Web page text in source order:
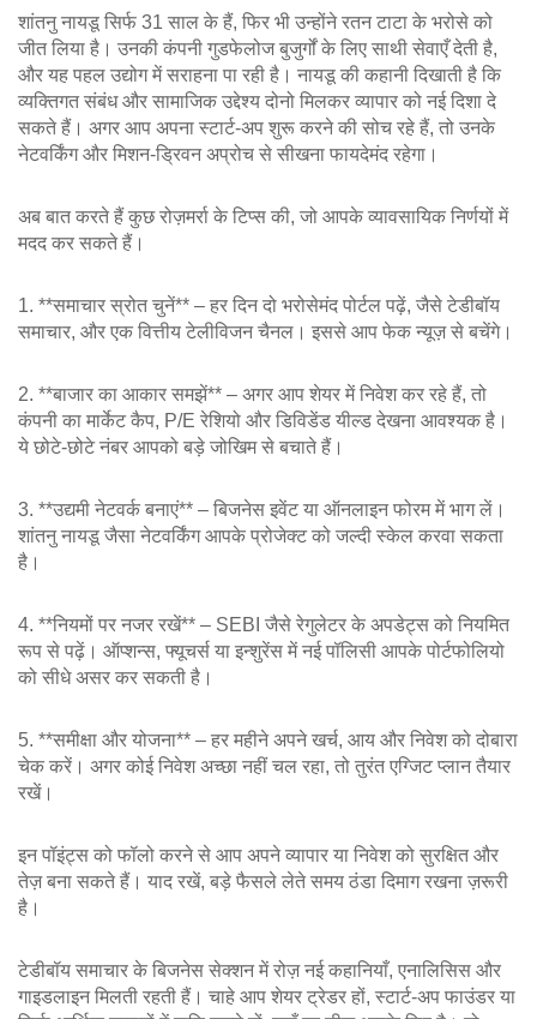
शांतनु नायडू सिर्फ 31 साल के हैं, फिर भी उन्होंने रतन टाटा के भरोसे को
जीत लिया है। उनकी कंपनी गुडफेलोज बुजुर्गों के लिए साथी सेवाएँ देती है,
और यह पहल उद्योग में सराहना पा रही है। नायडू की कहानी दिखाती है कि
व्यक्तिगत संबंध और सामाजिक उद्देश्य दोनो मिलकर व्यापार को नई दिशा दे
सकते हैं। अगर आप अपना स्टार्ट‑अप शुरू करने की सोच रहे हैं, तो उनके
नेटवर्किंग और मिशन‑ड्रिवन अप्रोच से सीखना फायदेमंद रहेगा।
अब बात करते हैं कुछ रोज़मर्रा के टिप्स की, जो आपके व्यावसायिक निर्णयों में
मदद कर सकते हैं।
1. **समाचार स्रोत चुनें** – हर दिन दो भरोसेमंद पोर्टल पढ़ें, जैसे टेडीबॉय
समाचार, और एक वित्तीय टेलीविजन चैनल। इससे आप फेक न्यूज़ से बचेंगे।
2. **बाजार का आकार समझें** – अगर आप शेयर में निवेश कर रहे हैं, तो
कंपनी का मार्केट कैप, P/E रेशियो और डिविडेंड यील्ड देखना आवश्यक है।
ये छोटे‑छोटे नंबर आपको बड़े जोखिम से बचाते हैं।
3. **उद्यमी नेटवर्क बनाएं** – बिजनेस इवेंट या ऑनलाइन फोरम में भाग लें।
शांतनु नायडू जैसा नेटवर्किंग आपके प्रोजेक्ट को जल्दी स्केल करवा सकता
है।
4. **नियमों पर नजर रखें** – SEBI जैसे रेगुलेटर के अपडेट्स को नियमित
रूप से पढ़ें। ऑप्शन्स, फ्यूचर्स या इन्शुरेंस में नई पॉलिसी आपके पोर्टफोलियो
को सीधे असर कर सकती है।
5. **समीक्षा और योजना** – हर महीने अपने खर्च, आय और निवेश को दोबारा
चेक करें। अगर कोई निवेश अच्छा नहीं चल रहा, तो तुरंत एग्जिट प्लान तैयार
रखें।
इन पॉइंट्स को फॉलो करने से आप अपने व्यापार या निवेश को सुरक्षित और
तेज़ बना सकते हैं। याद रखें, बड़े फैसले लेते समय ठंडा दिमाग रखना ज़रूरी
है।
टेडीबॉय समाचार के बिजनेस सेक्शन में रोज़ नई कहानियाँ, एनालिसिस और
गाइडलाइन मिलती रहती हैं। चाहे आप शेयर ट्रेडर हों, स्टार्ट‑अप फाउंडर या